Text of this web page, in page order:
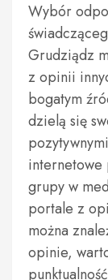
Wybór
Grudziądz
z opinii
bogatym
dzielą się
grupy w
portale z
można
opinie,